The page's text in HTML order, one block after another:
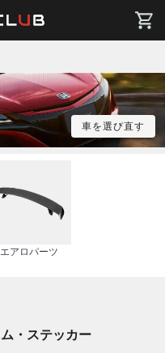
車を選び直す
エアロパーツ
・ステッカー